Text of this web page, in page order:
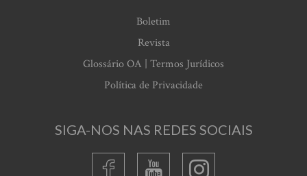
Boletim
Revista
Glossário OA | Termos Jurídicos
Política de Privacidade
SIGA-NOS NAS REDES SOCIAIS